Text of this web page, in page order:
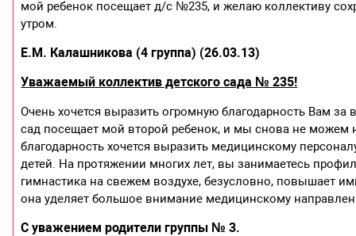
мой ребенок посещает д/с №235, и желаю коллективу
утром.
Е.М. Калашникова (4 группа) (26.03.13)
Уважаемый коллектив детского сада № 235!
Очень хочется выразить огромную благодарность Вам за
сад посещает мой второй ребенок, и мы снова не можем
благодарность хочется выразить медицинскому
детей. На протяжении многих лет, вы занимаетесь
гимнастика на свежем воздухе, безусловно, повышает
она уделяет большое внимание медицинскому
С уважением родители группы № 3.